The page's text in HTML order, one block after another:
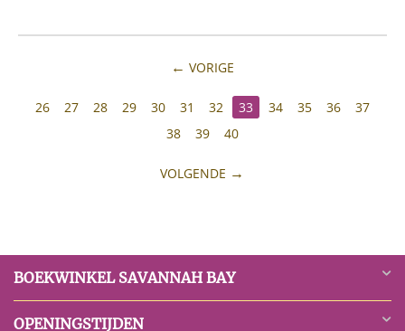
VORIGE
26 27 28 29 30 31 32 33 34 35 36
37
38
39 40
VOLGENDE
BOEKWINKEL SAVANNAH BAY
OPENINGSTIJDEN